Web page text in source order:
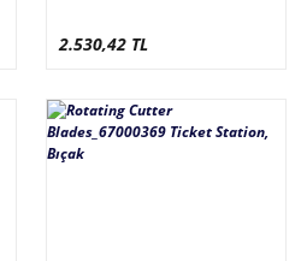
2.530,42 TL